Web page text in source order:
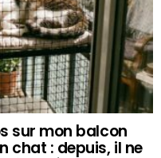
sur mon balcon
chat : depuis, il ne